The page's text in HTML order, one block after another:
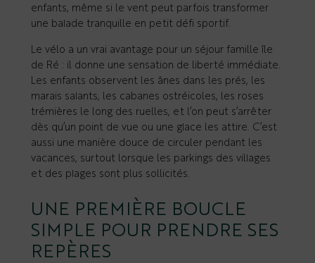
enfants, même si le vent peut parfois transformer
une balade tranquille en petit défi sportif.
Le vélo a un vrai avantage pour un séjour famille île
de Ré : il donne une sensation de liberté immédiate.
Les enfants observent les ânes dans les prés, les
marais salants, les cabanes ostréicoles, les roses
trémières le long des ruelles, et l’on peut s’arrêter
dès qu’un point de vue ou une glace les attire. C’est
aussi une manière douce de circuler pendant les
vacances, surtout lorsque les parkings des villages
et des plages sont plus sollicités.
UNE PREMIÈRE BOUCLE
SIMPLE POUR PRENDRE SES
REPÈRES